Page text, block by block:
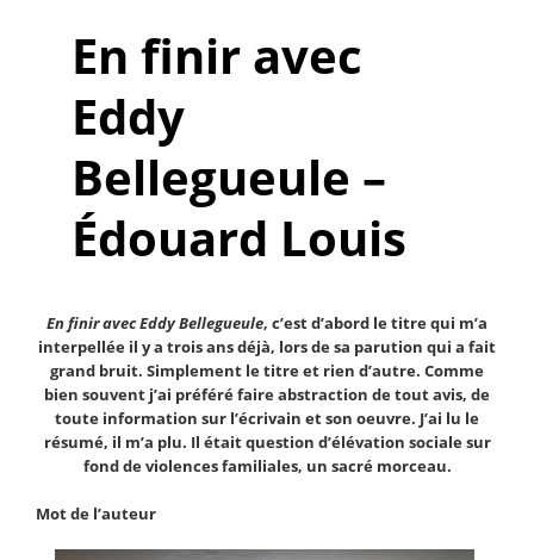
En finir avec
Eddy
Bellegueule –
Édouard Louis
En finir avec Eddy Bellegueule, c’est d’abord le titre qui m’a
interpellée il y a trois ans déjà, lors de sa parution qui a fait
grand bruit. Simplement le titre et rien d’autre. Comme
bien souvent j’ai préféré faire abstraction de tout avis, de
toute information sur l’écrivain et son oeuvre. J’ai lu le
résumé, il m’a plu. Il était question d’élévation sociale sur
fond de violences familiales, un sacré morceau.
Mot de l’auteur